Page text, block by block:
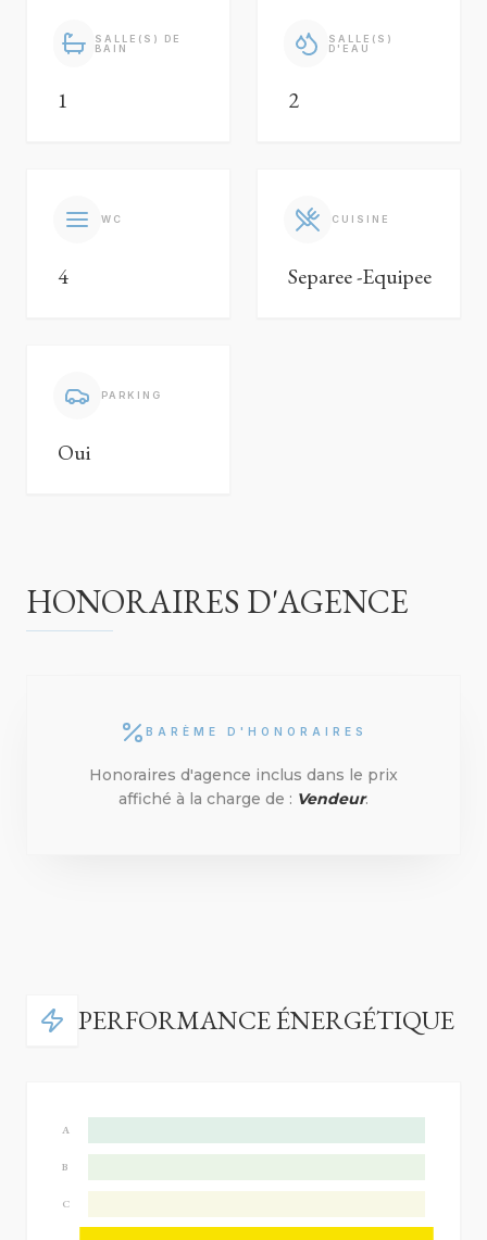
SALLE(S) DE
BAIN
1
SALLE(S)
D'EAU
2
WC
4
CUISINE
Separee -Equipee
PARKING
Oui
HONORAIRES D'AGENCE
BARÈME D'HONORAIRES
Honoraires d'agence inclus dans le prix
affiché à la charge de : Vendeur.
PERFORMANCE ÉNERGÉTIQUE
A
B
C